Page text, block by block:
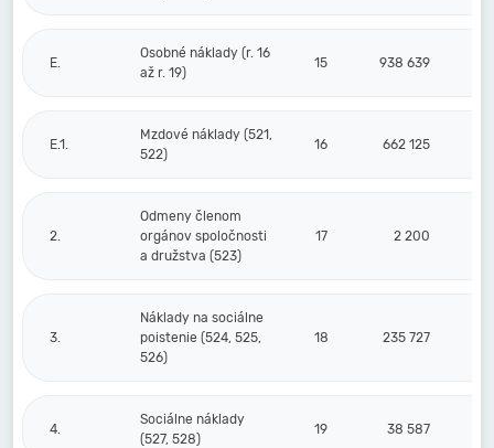
E.
Osobné náklady (r. 16
až r. 19)
15 938 639
E.1.
Mzdové náklady (521,
522)
16 662 125
2.
Odmeny členom
orgánov spoločnosti
a družstva (523)
17 2 200
3.
Náklady na sociálne
poistenie (524, 525,
526)
18 235 727
4.
Sociálne náklady
(527, 528)
19 38 587